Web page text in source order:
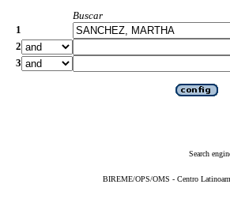
Buscar
1
2
3
Search
BIREME/OPS/OMS - Centro